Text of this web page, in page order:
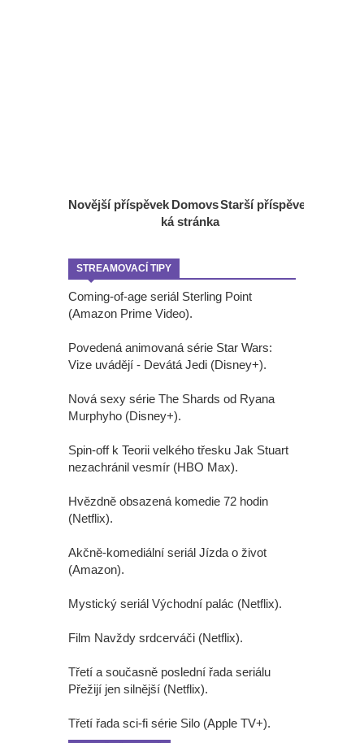
Novější příspěvek Starší příspěvek
Domovs
ká stránka
STREAMOVACÍ TIPY
Coming-of-age seriál Sterling Point
(Amazon Prime Video).
Povedená animovaná série Star Wars:
Vize uvádějí - Devátá Jedi (Disney+).
Nová sexy série The Shards od Ryana
Murphyho (Disney+).
Spin-off k Teorii velkého třesku Jak Stuart
nezachránil vesmír (HBO Max).
Hvězdně obsazená komedie 72 hodin
(Netflix).
Akčně-komediální seriál Jízda o život
(Amazon).
Mystický seriál Východní palác (Netflix).
Film Navždy srdcerváči (Netflix).
Třetí a současně poslední řada seriálu
Přežijí jen silnější (Netflix).
Třetí řada sci-fi série Silo (Apple TV+).